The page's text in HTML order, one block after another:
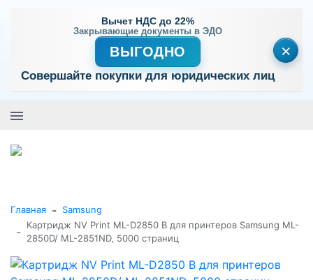
Вычет НДС до 22%
Закрывающие документы в ЭДО
ВЫГОДНО
Совершайте покупки для юридических лиц
×
Главная - Samsung
-
Картридж NV Print ML-D2850 B для принтеров Samsung ML-
2850D/ ML-2851ND, 5000 страниц